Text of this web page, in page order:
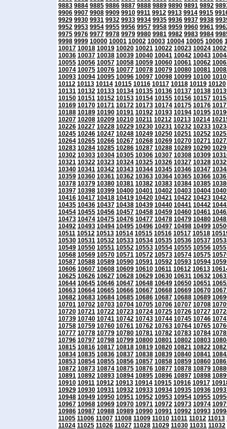
9883 9884 9885 9886 9887 9888 9889 9890 9891 9892
9906 9907 9908 9909 9910 9911 9912 9913 9914 9915
9929 9930 9931 9932 9933 9934 9935 9936 9937 9938
9952 9953 9954 9955 9956 9957 9958 9959 9960 9961
9975 9976 9977 9978 9979 9980 9981 9982 9983 9984
9998 9999 10000 10001 10002 10003 10004 10005 10006
10017 10018 10019 10020 10021 10022 10023 10024
10036 10037 10038 10039 10040 10041 10042 10043
10055 10056 10057 10058 10059 10060 10061 10062
10074 10075 10076 10077 10078 10079 10080 10081
10093 10094 10095 10096 10097 10098 10099 10100
10112 10113 10114 10115 10116 10117 10118 10119 10120
10131 10132 10133 10134 10135 10136 10137 10138
10150 10151 10152 10153 10154 10155 10156 10157
10169 10170 10171 10172 10173 10174 10175 10176
10188 10189 10190 10191 10192 10193 10194 10195
10207 10208 10209 10210 10211 10212 10213 10214
10226 10227 10228 10229 10230 10231 10232 10233
10245 10246 10247 10248 10249 10250 10251 10252
10264 10265 10266 10267 10268 10269 10270 10271
10283 10284 10285 10286 10287 10288 10289 10290
10302 10303 10304 10305 10306 10307 10308 10309
10321 10322 10323 10324 10325 10326 10327 10328
10340 10341 10342 10343 10344 10345 10346 10347
10359 10360 10361 10362 10363 10364 10365 10366
10378 10379 10380 10381 10382 10383 10384 10385
10397 10398 10399 10400 10401 10402 10403 10404
10416 10417 10418 10419 10420 10421 10422 10423
10435 10436 10437 10438 10439 10440 10441 10442
10454 10455 10456 10457 10458 10459 10460 10461
10473 10474 10475 10476 10477 10478 10479 10480
10492 10493 10494 10495 10496 10497 10498 10499
10511 10512 10513 10514 10515 10516 10517 10518
10530 10531 10532 10533 10534 10535 10536 10537
10549 10550 10551 10552 10553 10554 10555 10556
10568 10569 10570 10571 10572 10573 10574 10575
10587 10588 10589 10590 10591 10592 10593 10594
10606 10607 10608 10609 10610 10611 10612 10613
10625 10626 10627 10628 10629 10630 10631 10632
10644 10645 10646 10647 10648 10649 10650 10651
10663 10664 10665 10666 10667 10668 10669 10670
10682 10683 10684 10685 10686 10687 10688 10689
10701 10702 10703 10704 10705 10706 10707 10708
10720 10721 10722 10723 10724 10725 10726 10727
10739 10740 10741 10742 10743 10744 10745 10746
10758 10759 10760 10761 10762 10763 10764 10765
10777 10778 10779 10780 10781 10782 10783 10784
10796 10797 10798 10799 10800 10801 10802 10803
10815 10816 10817 10818 10819 10820 10821 10822
10834 10835 10836 10837 10838 10839 10840 10841
10853 10854 10855 10856 10857 10858 10859 10860
10872 10873 10874 10875 10876 10877 10878 10879
10891 10892 10893 10894 10895 10896 10897 10898
10910 10911 10912 10913 10914 10915 10916 10917
10929 10930 10931 10932 10933 10934 10935 10936
10948 10949 10950 10951 10952 10953 10954 10955
10967 10968 10969 10970 10971 10972 10973 10974
10986 10987 10988 10989 10990 10991 10992 10993
11005 11006 11007 11008 11009 11010 11011 11012 11013
11024 11025 11026 11027 11028 11029 11030 11031 11032